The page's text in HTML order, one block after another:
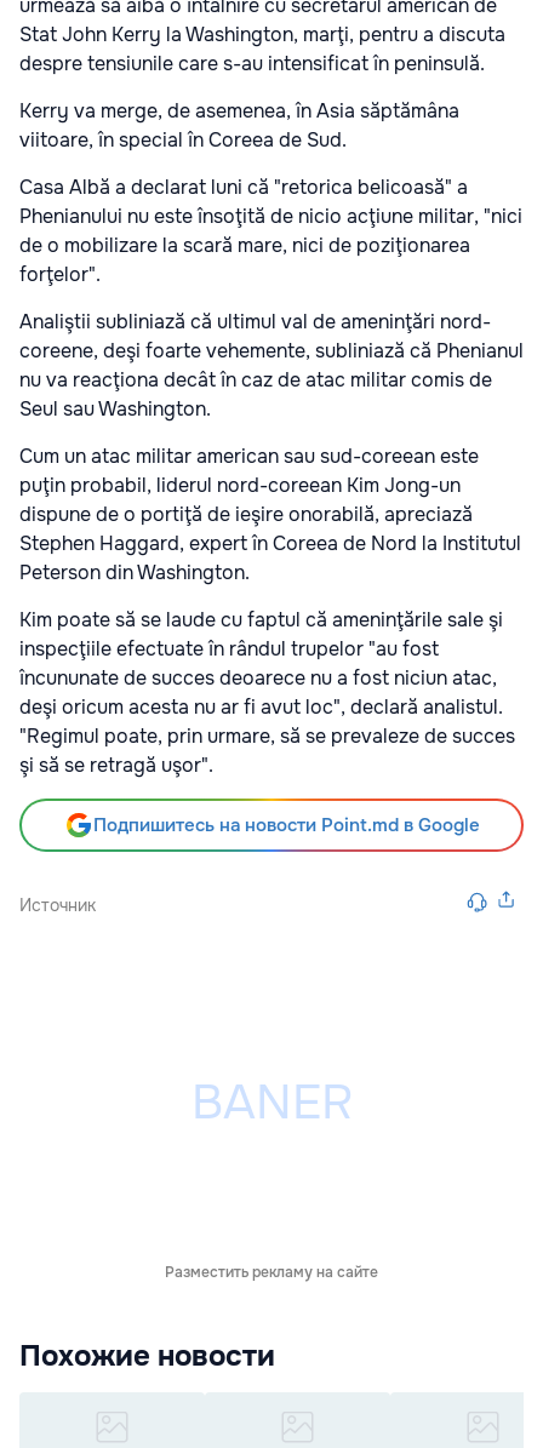
urmează să aibă o întâlnire cu secretarul american de
Stat John Kerry la Washington, marţi, pentru a discuta
despre tensiunile care s-au intensificat în peninsulă.
Kerry va merge, de asemenea, în Asia săptămâna
viitoare, în special în Coreea de Sud.
Casa Albă a declarat luni că "retorica belicoasă" a
Phenianului nu este însoţită de nicio acţiune militar, "nici
de o mobilizare la scară mare, nici de poziţionarea
forţelor".
Analiştii subliniază că ultimul val de ameninţări nord-
coreene, deşi foarte vehemente, subliniază că Phenianul
nu va reacţiona decât în caz de atac militar comis de
Seul sau Washington.
Cum un atac militar american sau sud-coreean este
puţin probabil, liderul nord-coreean Kim Jong-un
dispune de o portiţă de ieşire onorabilă, apreciază
Stephen Haggard, expert în Coreea de Nord la Institutul
Peterson din Washington.
Kim poate să se laude cu faptul că ameninţările sale şi
inspecţiile efectuate în rândul trupelor "au fost
încununate de succes deoarece nu a fost niciun atac,
deşi oricum acesta nu ar fi avut loc", declară analistul.
"Regimul poate, prin urmare, să se prevaleze de succes
şi să se retragă uşor".
Подпишитесь на новости Point.md в Google
Источник
Разместить рекламу на сайте
Похожие новости